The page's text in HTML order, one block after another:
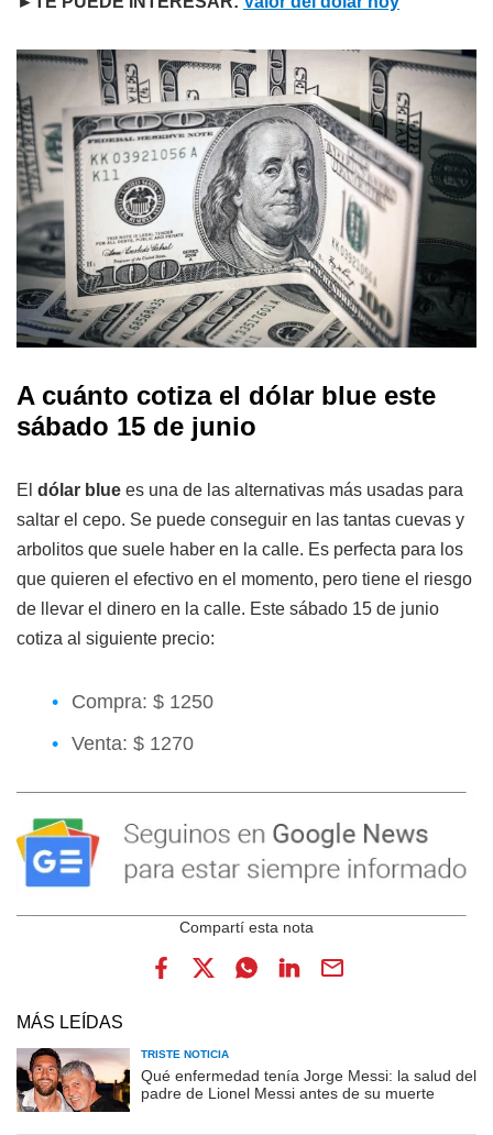
A cuánto cotiza el dólar blue este
sábado 15 de junio
El dólar blue es una de las alternativas más usadas para
saltar el cepo. Se puede conseguir en las tantas cuevas y
arbolitos que suele haber en la calle. Es perfecta para los
que quieren el efectivo en el momento, pero tiene el riesgo
de llevar el dinero en la calle. Este sábado 15 de junio
cotiza al siguiente precio:
Compra: $ 1250
Venta: $ 1270
MÁS LEÍDAS
TRISTE NOTICIA
Qué enfermedad tenía Jorge Messi: la salud del
padre de Lionel Messi antes de su muerte